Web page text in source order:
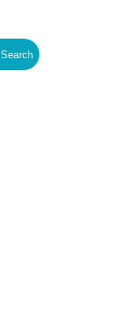
Search